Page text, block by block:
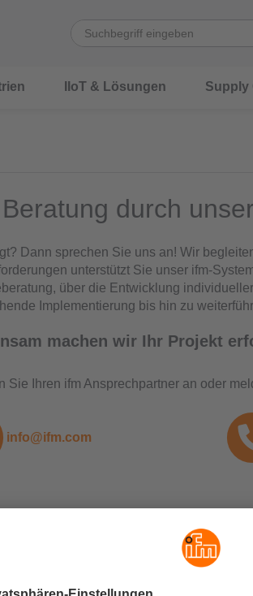
IIoT & Lösungen Supply
durch
Dann sprechen Sie uns an! Wir
unterstützt Sie unser ifm-
über die Entwicklung
Implementierung bis hin zu
machen wir Ihr Projekt
Sie Ihren ifm Ansprechpartner an oder
info@ifm.com